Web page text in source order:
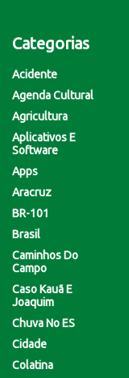
Categorias
Acidente
Agenda Cultural
Agricultura
Aplicativos E
Software
Apps
Aracruz
BR-101
Brasil
Caminhos Do
Campo
Caso Kauã E
Joaquim
Chuva No ES
Cidade
Colatina